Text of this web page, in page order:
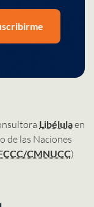
Libélulaen
de las Naciones
CMNUCC)